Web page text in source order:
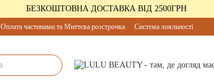
БЕЗКОШТОВНА ДОСТАВКА ВІД 2500ГРН
Оплата частинами та Миттєва розстрочка Система лояльності